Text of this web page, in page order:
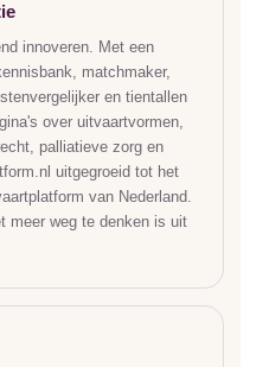
innoveren. Met een
matchmaker,
en tientallen
over uitvaartvormen,
palliatieve zorg en
uitgegroeid tot het
van Nederland.
meer weg te denken is uit